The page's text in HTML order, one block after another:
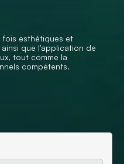
fois esthétiques et
que l'application de
tout comme la
compétents.